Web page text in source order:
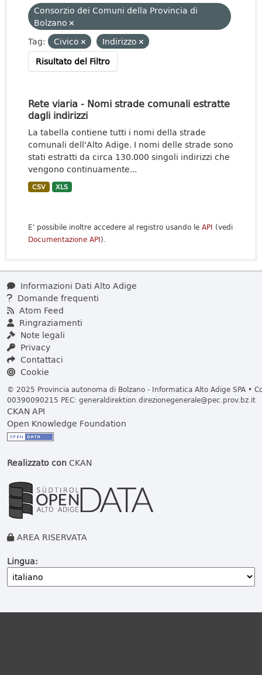
Consorzio dei Comuni della Provincia di
Bolzano
Tag:
Civico
Indirizzo
Risultato del Filtro
Rete viaria - Nomi strade comunali estratte
dagli indirizzi
La tabella contiene tutti i nomi della strade
comunali dell'Alto Adige. I nomi delle strade sono
stati estratti da circa 130.000 singoli indirizzi che
vengono continuamente...
CSV XLS
E' possibile inoltre accedere al registro usando le API (vedi
Documentazione API).
Informazioni Dati Alto Adige
Domande frequenti
Atom Feed
Ringraziamenti
Note legali
Privacy
Contattaci
Cookie
© 2025 Provincia autonoma di Bolzano - Informatica Alto Adige SPA •
00390090215 PEC: generaldirektion.direzionegenerale@pec.prov.bz.it
CKAN API
Open Knowledge Foundation
Realizzato conCKAN
AREA RISERVATA
Lingua